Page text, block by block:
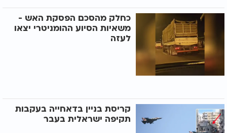
כחלק מהסכם הפסקת האש -
משאיות הסיוע ההומניטרי יצאו
לעזה
קריסת בניין בדאחייה בעקבות
תקיפה ישראלית בעבר